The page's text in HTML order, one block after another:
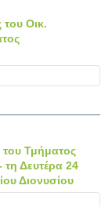
Οικ.
Τμήματος
τη Δευτέρα 24
Διονυσίου